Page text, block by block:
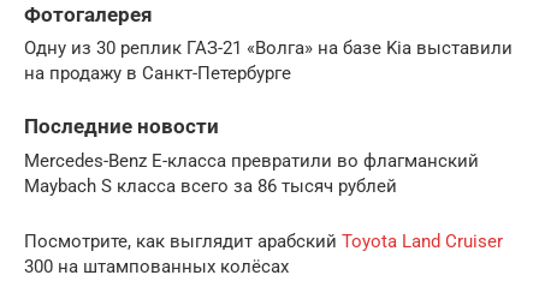
Фотогалерея
Одну из 30 реплик ГАЗ-21 «Волга» на базе Kia выставили
на продажу в Санкт-Петербурге
Последние новости
Mercedes-Benz E-класса превратили во флагманский
Maybach S класса всего за 86 тысяч рублей
Посмотрите, как выглядит арабский Toyota Land Cruiser
300 на штампованных колёсах